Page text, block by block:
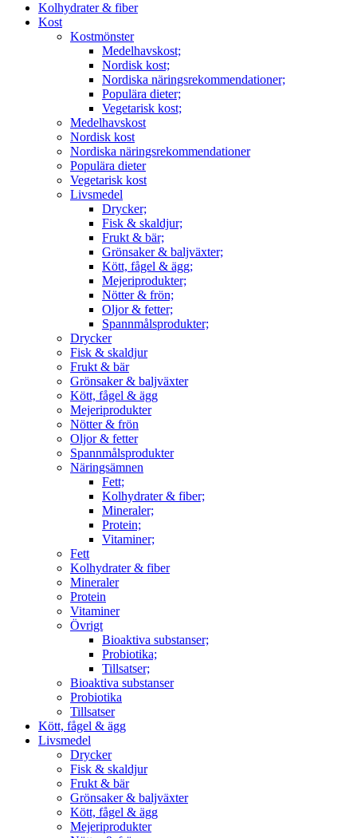
Kolhydrater & fiber
Kost
Kostmönster
Medelhavskost;
Nordisk kost;
Nordiska näringsrekommendationer;
Populära dieter;
Vegetarisk kost;
Medelhavskost
Nordisk kost
Nordiska näringsrekommendationer
Populära dieter
Vegetarisk kost
Livsmedel
Drycker;
Fisk & skaldjur;
Frukt & bär;
Grönsaker & baljväxter;
Kött, fågel & ägg;
Mejeriprodukter;
Nötter & frön;
Oljor & fetter;
Spannmålsprodukter;
Drycker
Fisk & skaldjur
Frukt & bär
Grönsaker & baljväxter
Kött, fågel & ägg
Mejeriprodukter
Nötter & frön
Oljor & fetter
Spannmålsprodukter
Näringsämnen
Fett;
Kolhydrater & fiber;
Mineraler;
Protein;
Vitaminer;
Fett
Kolhydrater & fiber
Mineraler
Protein
Vitaminer
Övrigt
Bioaktiva substanser;
Probiotika;
Tillsatser;
Bioaktiva substanser
Probiotika
Tillsatser
Kött, fågel & ägg
Livsmedel
Drycker
Fisk & skaldjur
Frukt & bär
Grönsaker & baljväxter
Kött, fågel & ägg
Mejeriprodukter